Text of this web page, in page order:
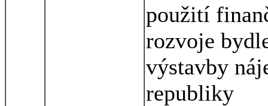
použití
rozvoje
výstavby
republiky